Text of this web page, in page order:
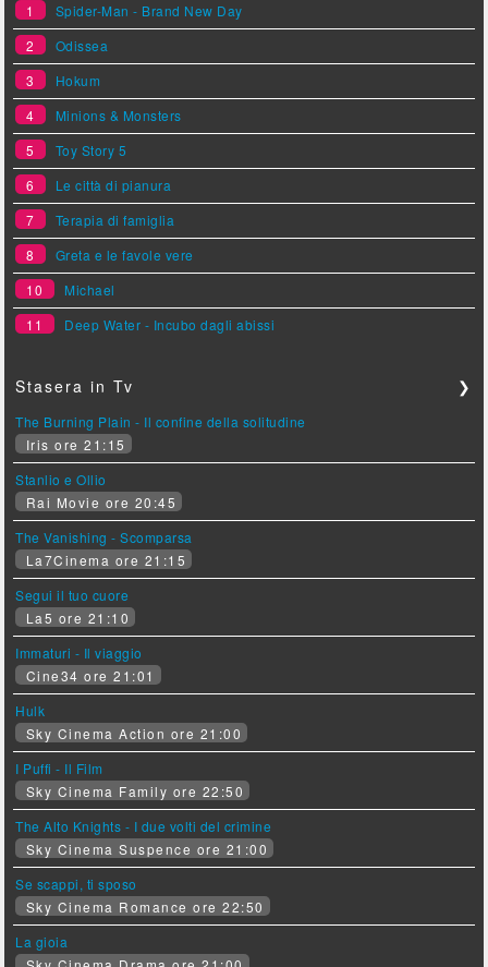
1
Spider-Man - Brand New Day
2
Odissea
3
Hokum
4
Minions & Monsters
5
Toy Story 5
6
Le città di pianura
7
Terapia di famiglia
8
Greta e le favole vere
10
Michael
11
Deep Water - Incubo dagli abissi
Stasera in Tv ❯
The Burning Plain - Il confine della solitudine
Iris ore 21:15
Stanlio e Ollio
Rai Movie ore 20:45
The Vanishing - Scomparsa
La7Cinema ore 21:15
Segui il tuo cuore
La5 ore 21:10
Immaturi - Il viaggio
Cine34 ore 21:01
Hulk
Sky Cinema Action ore 21:00
I Puffi - Il Film
Sky Cinema Family ore 22:50
The Alto Knights - I due volti del crimine
Sky Cinema Suspence ore 21:00
Se scappi, ti sposo
Sky Cinema Romance ore 22:50
La gioia